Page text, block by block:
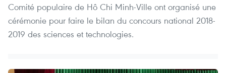
Comité populaire de Hô Chi Minh-Ville ont organisé une
cérémonie pour faire le bilan du concours national 2018-
2019 des sciences et technologies.